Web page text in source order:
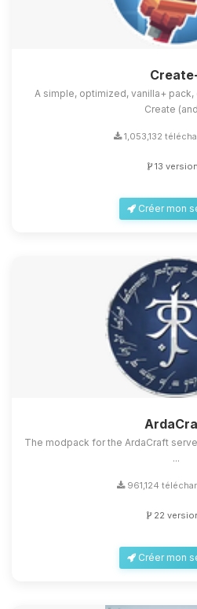
A simple, optimized, vanilla+
Create
1,053,132
13
Créer mon
The modpack for the ArdaCraft
...
961,124
22
Créer mon